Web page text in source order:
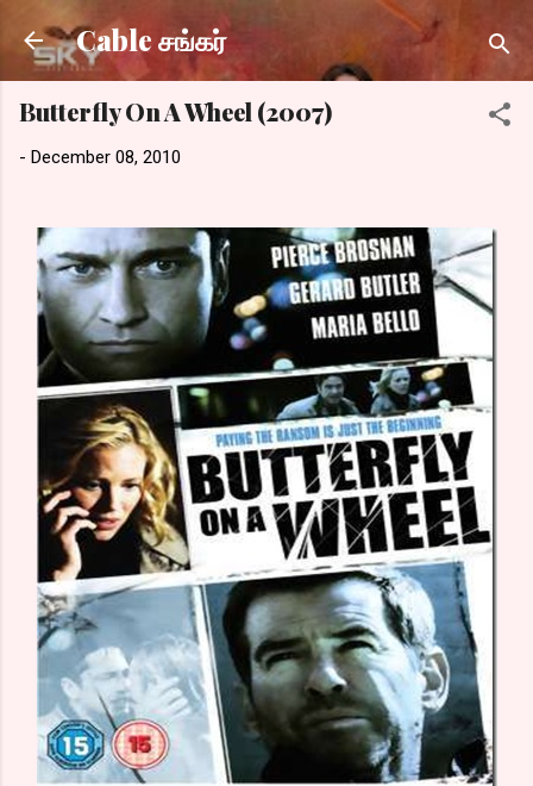
Skip to main content
Cable சங்கர்
Butterfly On A Wheel (2007)
- December 08, 2010